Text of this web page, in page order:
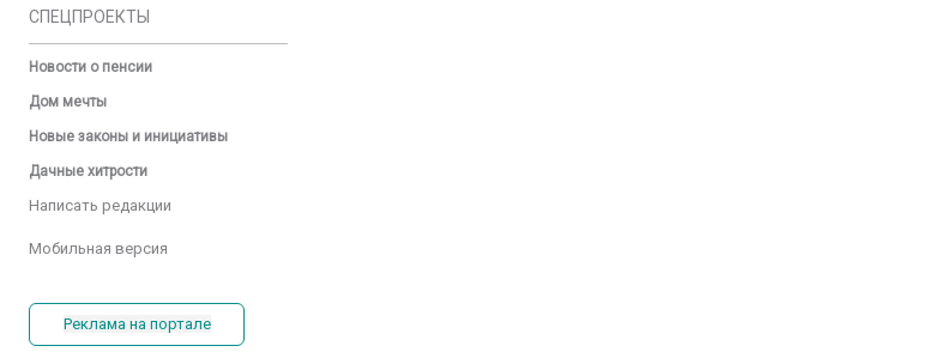
СПЕЦПРОЕКТЫ
Новости о пенсии
Дом мечты
Новые законы и инициативы
Дачные хитрости
Написать редакции
Мобильная версия
Реклама на портале